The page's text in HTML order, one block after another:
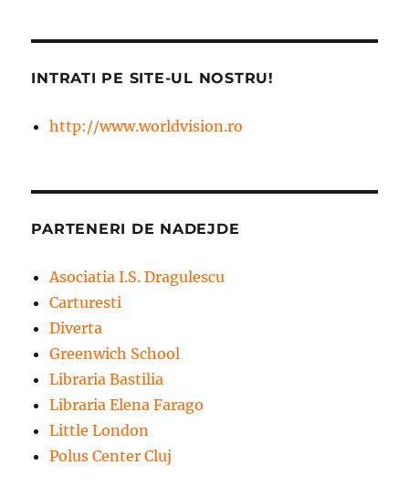
INTRATI PE SITE-UL NOSTRU!
http://www.worldvision.ro
PARTENERI DE NADEJDE
Asociatia I.S. Dragulescu
Carturesti
Diverta
Greenwich School
Libraria Bastilia
Libraria Elena Farago
Little London
Polus Center Cluj